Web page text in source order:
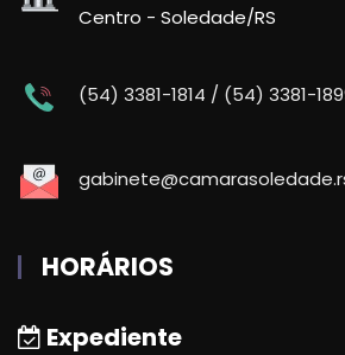
Centro - Soledade/RS
(54) 3381-1814 / (54) 3381-
HORÁRIOS
Expediente